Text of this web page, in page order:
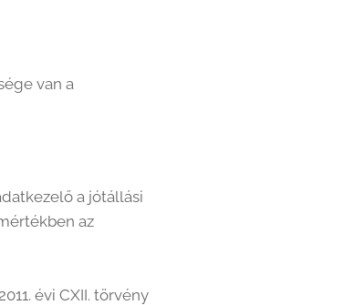
van a
a jótállási
az
évi CXII. törvény